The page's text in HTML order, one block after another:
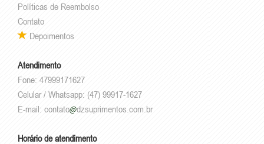
Políticas de Reembolso
Contato
Depoimentos
Atendimento
Fone: 47999171627
Celular / Whatsapp: (47) 99917-1627
E-mail: contato dzsuprimentos.com.br
Horário de atendimento